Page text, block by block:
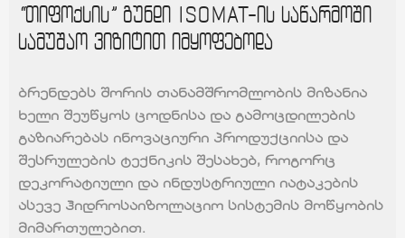
“თიფოქსის” გუნდი ISOMAT-ის საწარმოში
სამუშაო ვიზიტით იმყოფებოდა
ბრენდებს შორის თანამშრომლობის მიზანია
ხელი შეუწყოს ცოდნისა და გამოცდილების
გაზიარებას ინოვაციური პროდუქციისა და
შესრულების ტექნიკის შესახებ, როგორც
დეკორატიული და ინდუსტრიული იატაკების
ასევე ჰიდროსაიზოლაციო სისტემის მოწყობის
მიმართულებით.